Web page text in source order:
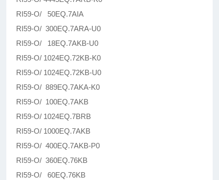
RI59-O/ 50EQ.7AIA
RI59-O/ 300EQ.7ARA-U0
RI59-O/ 18EQ.7AKB-U0
RI59-O/ 1024EQ.72KB-K0
RI59-O/ 1024EQ.72KB-U0
RI59-O/ 889EQ.7AKA-K0
RI59-O/ 100EQ.7AKB
RI59-O/ 1024EQ.7BRB
RI59-O/ 1000EQ.7AKB
RI59-O/ 400EQ.7AKB-P0
RI59-O/ 360EQ.76KB
RI59-O/ 60EQ.76KB